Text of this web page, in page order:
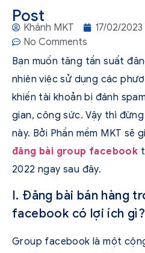
Post
Khánh MKT 17/02/2023
No Comments
Bạn muốn tăng tần suất
nhiên việc sử dụng các
khiến tài khoản bị đánh
gian, công sức. Vậy thì
này. Bởi Phần mềm MKT sẽ
đăng bài group facebook
2022 ngay sau đây.
I. Đăng bài bán hàng
facebook có lợi ích gì?
Group facebook là một